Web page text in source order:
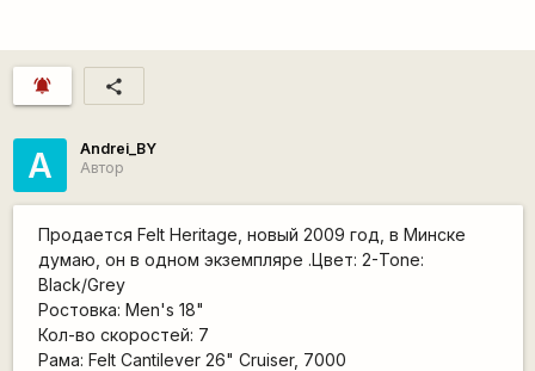
notifications_active share
A
Andrei_BY
Автор
Продается Felt Heritage, новый 2009 год, в Минске
думаю, он в одном экземпляре .Цвет: 2-Tone:
Black/Grey
Ростовка: Men's 18"
Кол-во скоростей: 7
Рама: Felt Cantilever 26" Cruiser, 7000